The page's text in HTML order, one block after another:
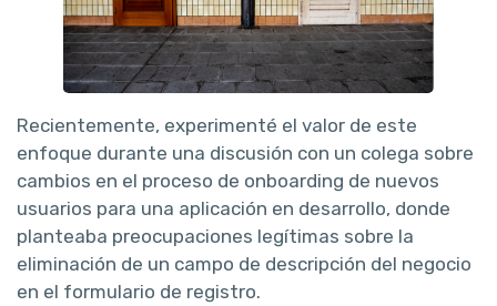
Recientemente, experimenté el valor de este
enfoque durante una discusión con un colega sobre
cambios en el proceso de onboarding de nuevos
usuarios para una aplicación en desarrollo, donde
planteaba preocupaciones legítimas sobre la
eliminación de un campo de descripción del negocio
en el formulario de registro.